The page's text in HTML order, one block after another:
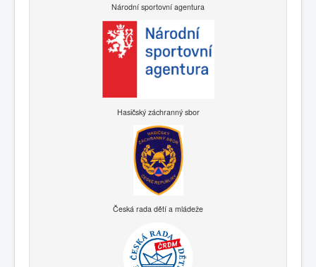
Národní sportovní agentura
Hasičský záchranný sbor
Česká rada dětí a mládeže